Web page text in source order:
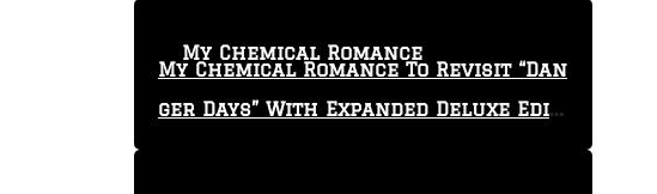
My Chemical Romance To Revisit “Dan
ger Days” With Expanded Deluxe Editi
My Chemical Romance